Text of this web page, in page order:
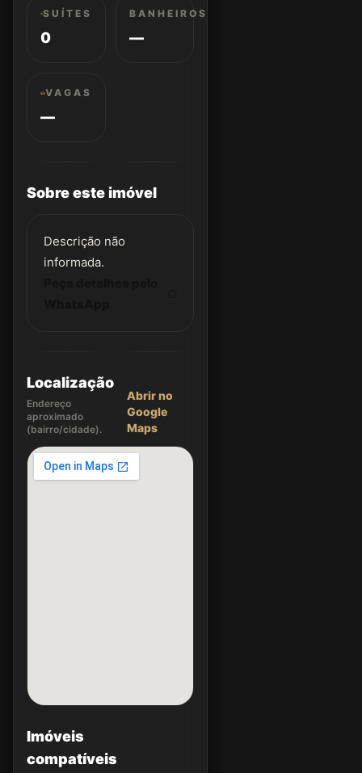
SUÍTES
0
BANHEIROS
—
VAGAS
—
Sobre este imóvel
Descrição não
informada.
Localização
Endereço
aproximado
(bairro/cidade).
Abrir no
Google
Maps
Imóveis
compatíveis